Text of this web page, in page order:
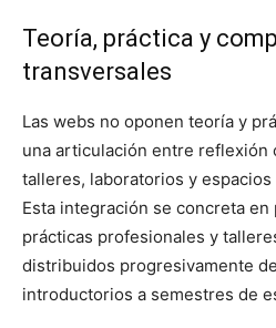
Teoría, práctica y
transversales
Las webs no oponen teoría y
una articulación entre reflexión
talleres, laboratorios y
Esta integración se concreta
prácticas profesionales y
distribuidos progresivamente
introductorios a semestres de